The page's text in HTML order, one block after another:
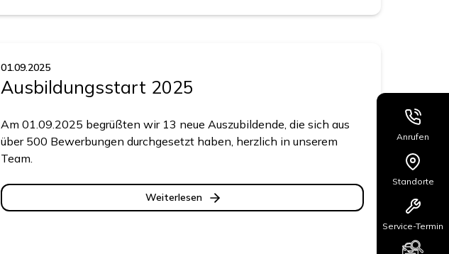
01.09.2025
Ausbildungsstart 2025
Am 01.09.2025 begrüßten wir 13 neue Auszubildende, die sich aus
über 500 Bewerbungen durchgesetzt haben, herzlich in unserem
Team.
Weiterlesen
Anrufen
Standorte
Service-Termin